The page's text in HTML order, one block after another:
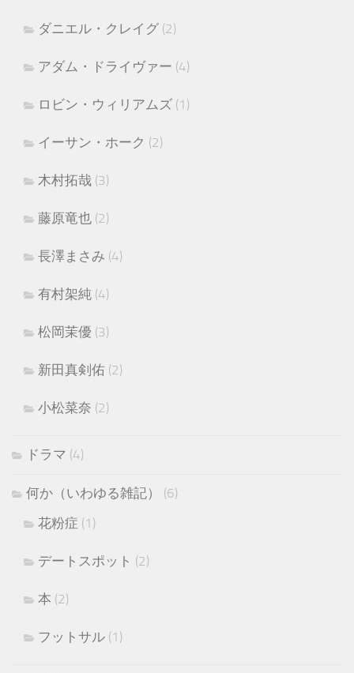
ダニエル・クレイグ (2)
アダム・ドライヴァー (4)
ロビン・ウィリアムズ (1)
イーサン・ホーク (2)
木村拓哉 (3)
藤原竜也 (2)
長澤まさみ (4)
有村架純 (4)
松岡茉優 (3)
新田真剣佑 (2)
小松菜奈 (2)
ドラマ (4)
何か（いわゆる雑記）
(6)
花粉症 (1)
デートスポット (2)
本 (2)
フットサル (1)